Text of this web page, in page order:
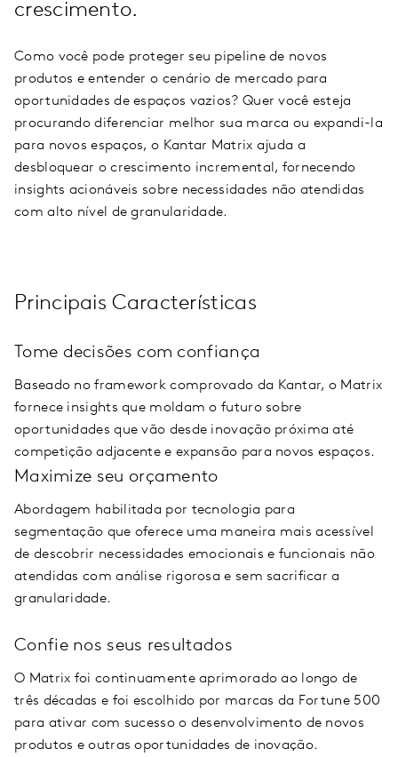
crescimento.
Como você pode proteger seu pipeline de novos
produtos e entender o cenário de mercado para
oportunidades de espaços vazios? Quer você esteja
procurando diferenciar melhor sua marca ou expandi-la
para novos espaços, o Kantar Matrix ajuda a
desbloquear o crescimento incremental, fornecendo
insights acionáveis sobre necessidades não atendidas
com alto nível de granularidade.
Principais Características
Tome decisões com confiança
Baseado no framework comprovado da Kantar, o Matrix
fornece insights que moldam o futuro sobre
oportunidades que vão desde inovação próxima até
competição adjacente e expansão para novos espaços.
Maximize seu orçamento
Abordagem habilitada por tecnologia para
segmentação que oferece uma maneira mais acessível
de descobrir necessidades emocionais e funcionais não
atendidas com análise rigorosa e sem sacrificar a
granularidade.
Confie nos seus resultados
O Matrix foi continuamente aprimorado ao longo de
três décadas e foi escolhido por marcas da Fortune 500
para ativar com sucesso o desenvolvimento de novos
produtos e outras oportunidades de inovação.